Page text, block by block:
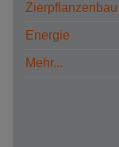
Zierpflanzenbau
Energie
Mehr...